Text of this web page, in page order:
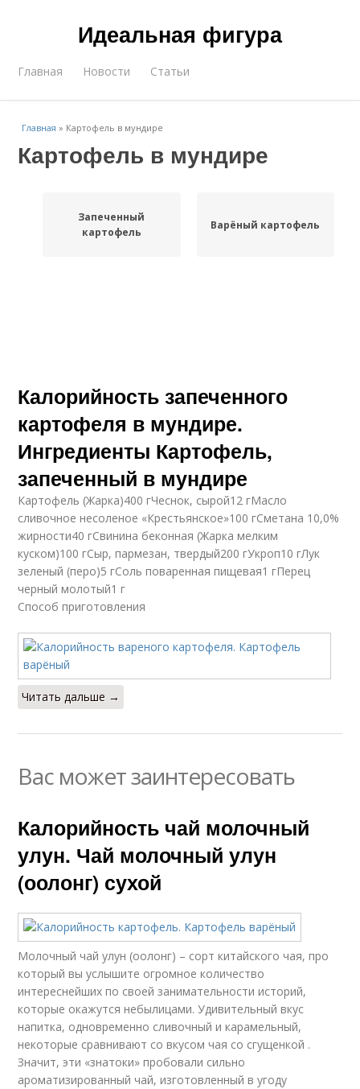
Идеальная фигура
Главная Новости Статьи
Главная » Картофель в мундире
Картофель в мундире
Запеченный
картофель
Варёный картофель
Калорийность запеченного
картофеля в мундире.
Ингредиенты Картофель,
запеченный в мундире
Картофель (Жарка)400 гЧеснок, сырой12 гМасло
сливочное несоленое «Крестьянское»100 гСметана 10,0%
жирности40 гСвинина беконная (Жарка мелким
куском)100 гСыр, пармезан, твердый200 гУкроп10 гЛук
зеленый (перо)5 гСоль поваренная пищевая1 гПерец
черный молотый1 г
Способ приготовления
Читать дальше →
Вас может заинтересовать
Калорийность чай молочный
улун. Чай молочный улун
(оолонг) сухой
Молочный чай улун (оолонг) – сорт китайского чая, про
который вы услышите огромное количество
интереснейших по своей занимательности историй,
которые окажутся небылицами. Удивительный вкус
напитка, одновременно сливочный и карамельный,
некоторые сравнивают со вкусом чая со сгущенкой .
Значит, эти «знатоки» пробовали сильно
ароматизированный чай, изготовленный в угоду